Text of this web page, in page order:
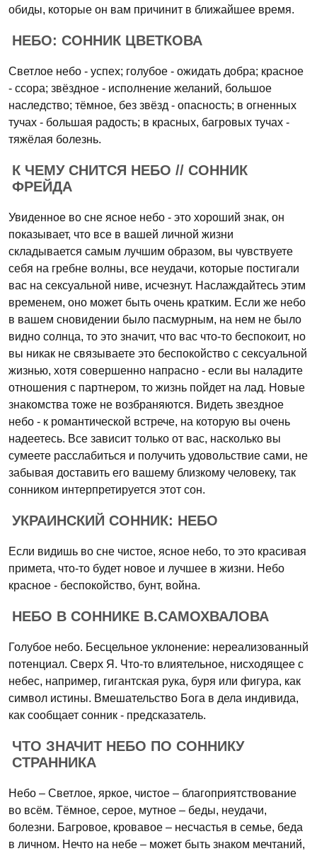
обиды, которые он вам причинит в ближайшее время.
НЕБО: СОННИК ЦВЕТКОВА
Светлое небо - успех; голубое - ожидать добра; красное
- ссора; звёздное - исполнение желаний, большое
наследство; тёмное, без звёзд - опасность; в огненных
тучах - большая радость; в красных, багровых тучах -
тяжёлая болезнь.
К ЧЕМУ СНИТСЯ НЕБО // СОННИК
ФРЕЙДА
Увиденное во сне ясное небо - это хороший знак, он
показывает, что все в вашей личной жизни
складывается самым лучшим образом, вы чувствуете
себя на гребне волны, все неудачи, которые постигали
вас на сексуальной ниве, исчезнут. Наслаждайтесь этим
временем, оно может быть очень кратким. Если же небо
в вашем сновидении было пасмурным, на нем не было
видно солнца, то это значит, что вас что-то беспокоит, но
вы никак не связываете это беспокойство с сексуальной
жизнью, хотя совершенно напрасно - если вы наладите
отношения с партнером, то жизнь пойдет на лад. Новые
знакомства тоже не возбраняются. Видеть звездное
небо - к романтической встрече, на которую вы очень
надеетесь. Все зависит только от вас, насколько вы
сумеете расслабиться и получить удовольствие сами, не
забывая доставить его вашему близкому человеку, так
сонником интерпретируется этот сон.
УКРАИНСКИЙ СОННИК: НЕБО
Если видишь во сне чистое, ясное небо, то это красивая
примета, что-то будет новое и лучшее в жизни. Небо
красное - беспокойство, бунт, война.
НЕБО В СОННИКЕ В.САМОХВАЛОВА
Голубое небо. Бесцельное уклонение: нереализованный
потенциал. Сверх Я. Что-то влиятельное, нисходящее с
небес, например, гигантская рука, буря или фигура, как
символ истины. Вмешательство Бога в дела индивида,
как сообщает сонник - предсказатель.
ЧТО ЗНАЧИТ НЕБО ПО СОННИКУ
СТРАННИКА
Небо – Светлое, яркое, чистое – благоприятствование
во всём. Тёмное, серое, мутное – беды, неудачи,
болезни. Багровое, кровавое – несчастья в семье, беда
в личном. Нечто на небе – может быть знаком мечтаний,